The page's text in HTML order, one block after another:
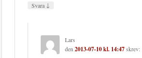
Svara ↓
Lars
den 2013-07-10 kl. 14:47skrev: